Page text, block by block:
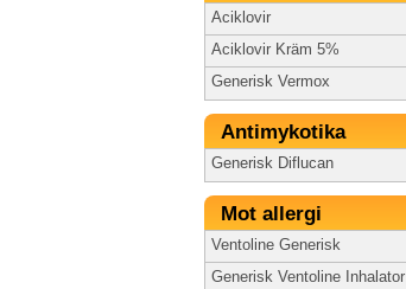
Aciklovir
Aciklovir Kräm 5%
Generisk Vermox
Antimykotika
Generisk Diflucan
Mot allergi
Ventoline Generisk
Generisk Ventoline Inhalator